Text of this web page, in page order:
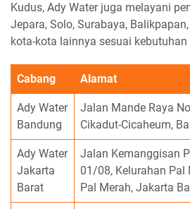
Kudus, Ady Water juga melayani
Jepara, Solo, Surabaya,
kota-kota lainnya sesuai kebutuhan
Cabang Alamat
Ady Water
Bandung
Jalan Mande Raya
Cikadut-Cicaheum,
Ady Water
Jakarta
Barat
Jalan Kemanggisan
01/08, Kelurahan Pal
Pal Merah, Jakarta